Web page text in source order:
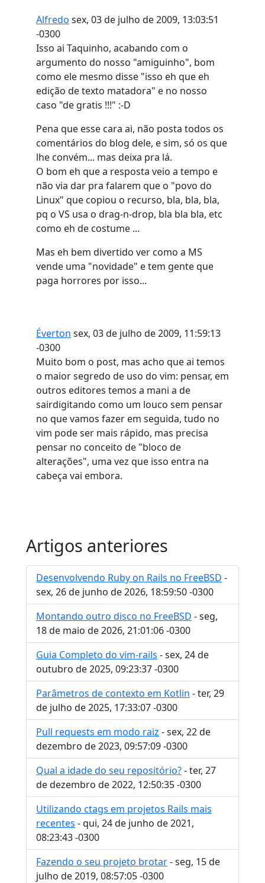
Alfredo sex, 03 de julho de 2009, 13:03:51
-0300
Isso ai Taquinho, acabando com o
argumento do nosso "amiguinho", bom
como ele mesmo disse "isso eh que eh
edição de texto matadora" e no nosso
caso "de gratis !!!" :-D
Pena que esse cara ai, não posta todos os
comentários do blog dele, e sim, só os que
lhe convém... mas deixa pra lá.
O bom eh que a resposta veio a tempo e
não via dar pra falarem que o "povo do
Linux" que copiou o recurso, bla, bla, bla,
pq o VS usa o drag-n-drop, bla bla bla, etc
como eh de costume ...
Mas eh bem divertido ver como a MS
vende uma "novidade" e tem gente que
paga horrores por isso...
Éverton sex, 03 de julho de 2009, 11:59:13
-0300
Muito bom o post, mas acho que ai temos
o maior segredo de uso do vim: pensar, em
outros editores temos a mani a de
sairdigitando como um louco sem pensar
no que vamos fazer em seguida, tudo no
vim pode ser mais rápido, mas precisa
pensar no conceito de "bloco de
alterações", uma vez que isso entra na
cabeça vai embora.
Artigos anteriores
Desenvolvendo Ruby on Rails no FreeBSD -
sex, 26 de junho de 2026, 18:59:50 -0300
Montando outro disco no FreeBSD - seg,
18 de maio de 2026, 21:01:06 -0300
Guia Completo do vim-rails - sex, 24 de
outubro de 2025, 09:23:37 -0300
Parâmetros de contexto em Kotlin - ter, 29
de julho de 2025, 17:33:07 -0300
Pull requests em modo raiz - sex, 22 de
dezembro de 2023, 09:57:09 -0300
Qual a idade do seu repositório?- ter, 27
de dezembro de 2022, 12:50:35 -0300
Utilizando ctags em projetos Rails mais
recentes - qui, 24 de junho de 2021,
08:23:43 -0300
Fazendo o seu projeto brotar- seg, 15 de
julho de 2019, 08:57:05 -0300